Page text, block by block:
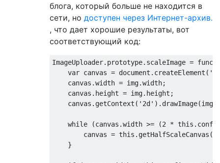
блога, который больше не находится в
сети, но доступен через Интернет-архив.
, что дает хорошие результаты, вот
соответствующий код:
ImageUploader. prototype. scaleImage =
var canvas = document . createElement (
    canvas
.width = img.width;
    canvas
. height = img. height ;
    canvas
. getContext ( '2d' ). drawImage(img
while (canvas .width >= (2 * this .
        canvas
= this . getHalfScaleCanvas (
}